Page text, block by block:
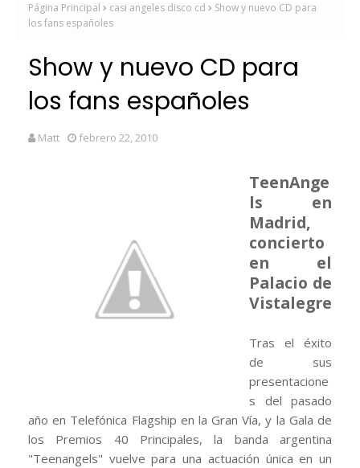
Página Principal casi angeles disco cd
Show y nuevo CD para
los fans españoles
Show y nuevo CD para
los fans españoles
Matt febrero 22, 2010
TeenAnge
ls en
Madrid,
concierto
en el
Palacio de
Vistalegre
Tras el éxito
de sus
presentacione
s del pasado
año en Telefónica Flagship en la Gran Vía, y la Gala de
los Premios 40 Principales, la banda argentina
"Teenangels" vuelve para una actuación única en un